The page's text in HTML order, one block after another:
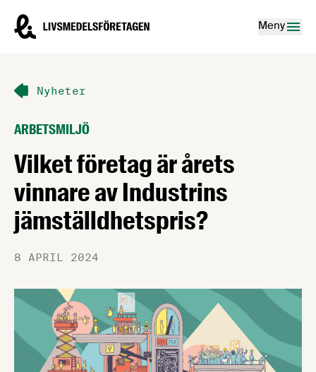
Livsmedelsföretagen – till startsidan
Meny
Nyheter
ARBETSMILJÖ
Vilket företag är årets
vinnare av Industrins
jämställdhetspris?
8 APRIL 2024